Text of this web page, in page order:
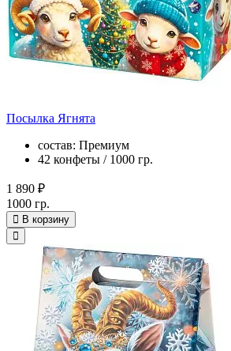
Посылка Ягнята
состав: Премиум
42 конфеты / 1000 гр.
1 890 ₽
1000 гр.
В корзину